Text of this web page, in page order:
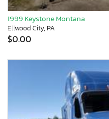
1999 Keystone Montana
Ellwood City, PA
$0.00